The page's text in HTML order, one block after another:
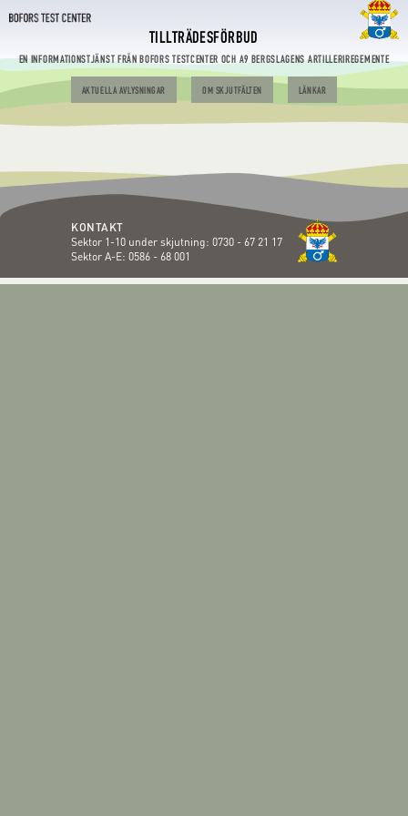
TILLTRÄDESFÖRBUD
EN INFORMATIONSTJÄNST FRÅN BOFORS TESTCENTER OCH A9 BERGSLAGENS ARTILLERIREGEMENTE
AKTUELLA AVLYSNINGAR OM SKJUTFÄLTEN LÄNKAR
KONTAKT
Sektor 1-10 under skjutning: 0730 - 67 21 17
Sektor A-E: 0586 - 68 001